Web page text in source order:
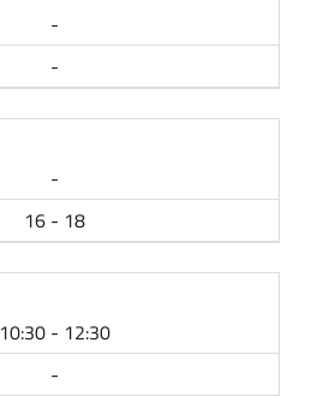
-
-
-
16 - 18
10:30 - 12:30
-